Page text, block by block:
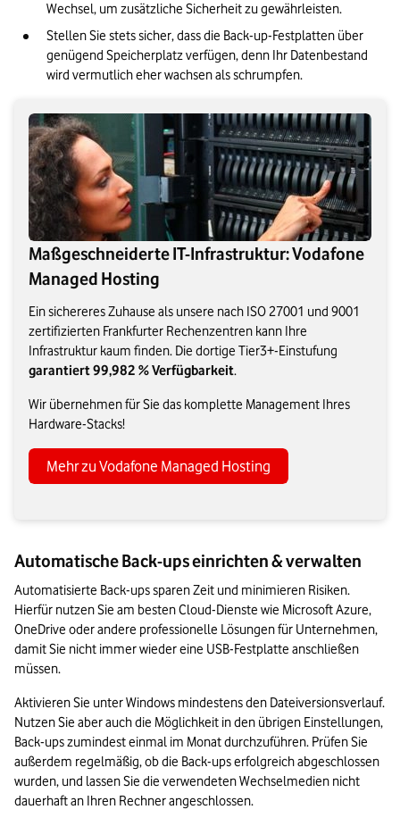
Wechsel, um zusätzliche Sicherheit zu gewährleisten.
Stellen Sie stets sicher, dass die Back-up-Festplatten über
genügend Speicherplatz verfügen, denn Ihr Datenbestand
wird vermutlich eher wachsen als schrumpfen.
Maßgeschneiderte IT-Infrastruktur: Vodafone
Managed Hosting
Ein sichereres Zuhause als unsere nach ISO 27001 und 9001
zertifizierten Frankfurter Rechenzentren kann Ihre
Infrastruktur kaum finden. Die dortige Tier3+-Einstufung
garantiert 99,982 % Verfügbarkeit.
Wir übernehmen für Sie das komplette Management Ihres
Hardware-Stacks!
Mehr zu Vodafone Managed Hosting
Automatische Back-ups einrichten & verwalten
Automatisierte Back-ups sparen Zeit und minimieren Risiken.
Hierfür nutzen Sie am besten Cloud-Dienste wie Microsoft Azure,
OneDrive oder andere professionelle Lösungen für Unternehmen,
damit Sie nicht immer wieder eine USB-Festplatte anschließen
müssen.
Aktivieren Sie unter Windows mindestens den Dateiversionsverlauf.
Nutzen Sie aber auch die Möglichkeit in den übrigen Einstellungen,
Back-ups zumindest einmal im Monat durchzuführen. Prüfen Sie
außerdem regelmäßig, ob die Back-ups erfolgreich abgeschlossen
wurden, und lassen Sie die verwendeten Wechselmedien nicht
dauerhaft an Ihren Rechner angeschlossen.